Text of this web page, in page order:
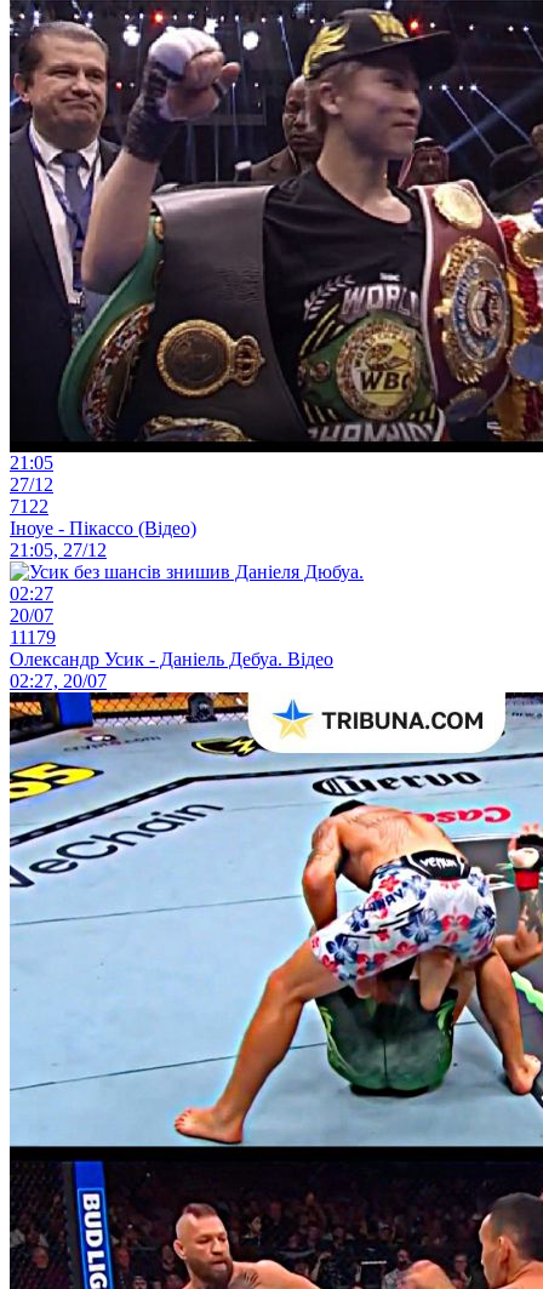
21:05
27/12
7122
Іноуе - Пікассо (Відео)
21:05, 27/12
02:27
20/07
11179
Олександр Усик - Даніель Дебуа. Відео
02:27, 20/07